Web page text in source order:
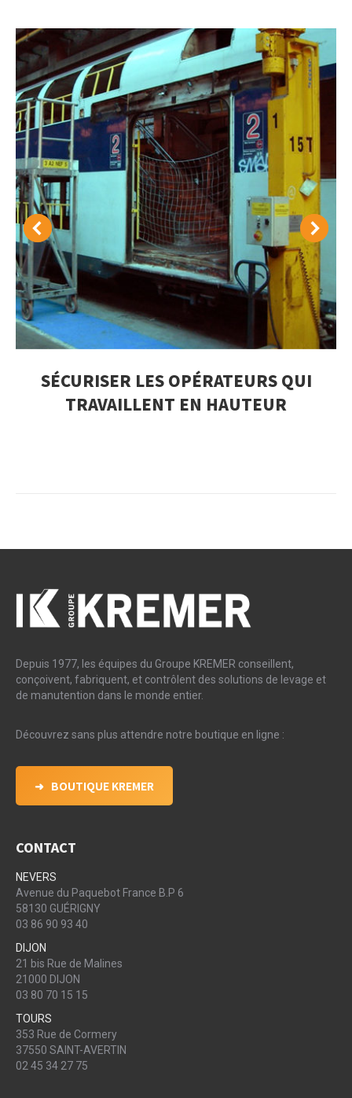
SÉCURISER LES OPÉRATEURS QUI
TRAVAILLENT EN HAUTEUR
Depuis 1977, les équipes du Groupe KREMER conseillent,
conçoivent, fabriquent, et contrôlent des solutions de levage et
de manutention dans le monde entier.
Découvrez sans plus attendre notre boutique en ligne :
CONTACT
NEVERS
Avenue du Paquebot France B.P 6
58130 GUÉRIGNY
03 86 90 93 40
DIJON
21 bis Rue de Malines
21000 DIJON
03 80 70 15 15
TOURS
353 Rue de Cormery
37550 SAINT-AVERTIN
02 45 34 27 75